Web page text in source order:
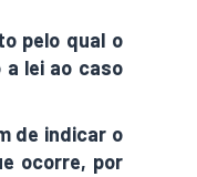
pelo qual o
lei ao caso
de indicar o
ocorre, por